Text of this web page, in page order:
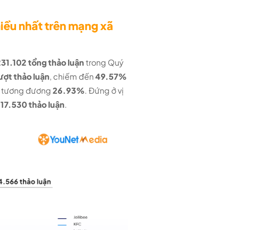
nhất trên mạng xã
tổng thảo luậntrong Quý
thảo luận, chiếm đến49.57%
tương đương26.93%. Đứng ở vị
17.530 thảo luận.